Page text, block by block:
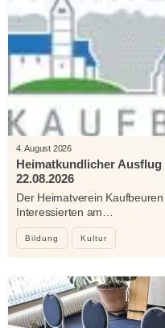
Bildung Kultur
4. August 2026
Heimatkundlicher
22.08.2026
Der Heimatverein
Interessierten am…